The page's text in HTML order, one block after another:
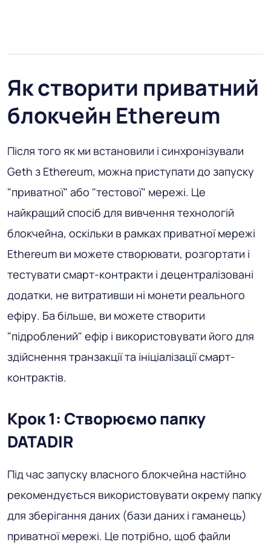
Як створити приватний
блокчейн Ethereum
Після того як ми встановили і синхронізували
Geth з Ethereum, можна приступати до запуску
"приватної" або "тестової" мережі. Це
найкращий спосіб для вивчення технологій
блокчейна, оскільки в рамках приватної мережі
Ethereum ви можете створювати, розгортати і
тестувати смарт-контракти і децентралізовані
додатки, не витративши ні монети реального
ефіру. Ба більше, ви можете створити
"підроблений" ефір і використовувати його для
здійснення транзакції та ініціалізації смарт-
контрактів.
Крок 1: Створюємо папку
DATADIR
Під час запуску власного блокчейна настійно
рекомендується використовувати окрему папку
для зберігання даних (бази даних і гаманець)
приватної мережі. Це потрібно, щоб файли